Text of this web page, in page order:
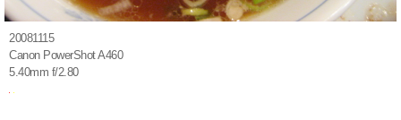
20081115
Canon PowerShot A460
5.40mm f/2.80